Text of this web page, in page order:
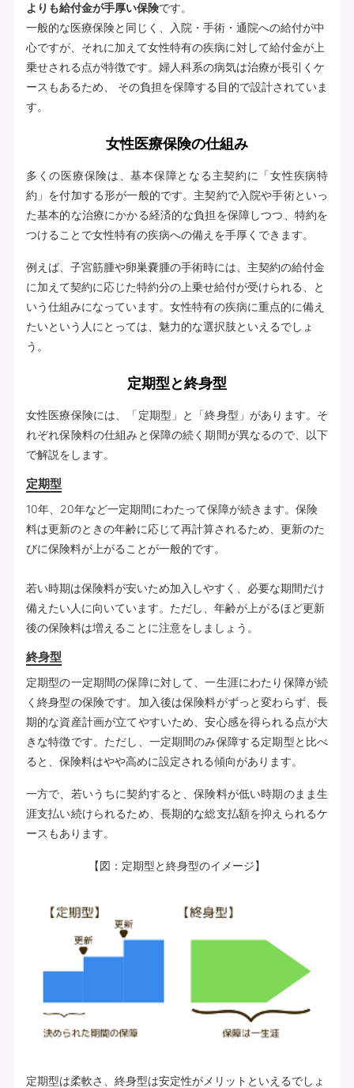
よりも給付金が手厚い保険です。
一般的な医療保険と同じく、入院・手術・通院への給付が中
心ですが、それに加えて女性特有の疾病に対して給付金が上
乗せされる点が特徴です。婦人科系の病気は治療が長引くケ
ースもあるため、 その負担を保障する目的で設計されていま
す。
女性医療保険の仕組み
多くの医療保険は、基本保障となる主契約に「女性疾病特
約」を付加する形が一般的です。主契約で入院や手術といっ
た基本的な治療にかかる経済的な負担を保障しつつ、特約を
つけることで女性特有の疾病への備えを手厚くできます。
例えば、子宮筋腫や卵巣嚢腫の手術時には、主契約の給付金
に加えて契約に応じた特約分の上乗せ給付が受けられる、と
いう仕組みになっています。女性特有の疾病に重点的に備え
たいという人にとっては、魅力的な選択肢といえるでしょ
う。
定期型と終身型
女性医療保険には、「定期型」と「終身型」があります。そ
れぞれ保険料の仕組みと保障の続く期間が異なるので、以下
で解説をします。
定期型
10年、20年など一定期間にわたって保障が続きます。保険
料は更新のときの年齢に応じて再計算されるため、更新のた
びに保険料が上がることが一般的です。
若い時期は保険料が安いため加入しやすく、必要な期間だけ
備えたい人に向いています。ただし、年齢が上がるほど更新
後の保険料は増えることに注意をしましょう。
終身型
定期型の一定期間の保障に対して、一生涯にわたり保障が続
く終身型の保険です。加入後は保険料がずっと変わらず、長
期的な資産計画が立てやすいため、安心感を得られる点が大
きな特徴です。ただし、一定期間のみ保障する定期型と比べ
ると、保険料はやや高めに設定される傾向があります。
一方で、若いうちに契約すると、保険料が低い時期のまま生
涯支払い続けられるため、長期的な総支払額を抑えられるケ
ースもあります。
【図：定期型と終身型のイメージ】
定期型は柔軟さ、終身型は安定性がメリットといえるでしょ